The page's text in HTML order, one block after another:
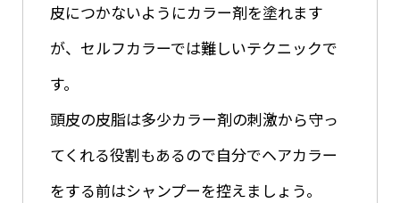
皮につかないようにカラー剤を塗れます
が、セルフカラーでは難しいテクニックで
す。
頭皮の皮脂は多少カラー剤の刺激から守っ
てくれる役割もあるので自分でヘアカラー
をする前はシャンプーを控えましょう。